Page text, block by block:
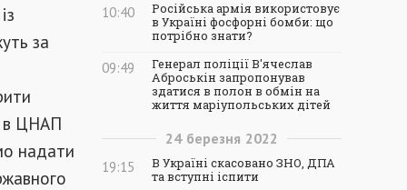
за
в ЦНАП
надати
10:40
Російська армія використовує
в Україні фосфорні бомби: що
потрібно знати?
09:49
Генерал поліції В'ячеслав
Аброськін запропонував
здатися в полон в обмін на
життя маріупольських дітей
24 березня 2022
19:15
В Україні скасовано ЗНО, ДПА
та вступні іспити